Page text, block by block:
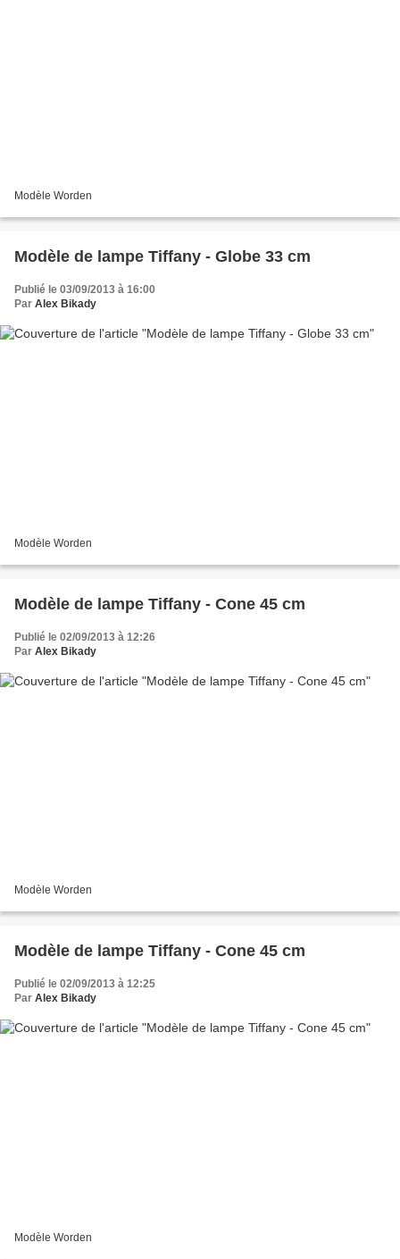
Modèle Worden
Modèle de lampe Tiffany - Globe 33 cm
Publié le 03/09/2013 à 16:00
Par Alex Bikady
Modèle Worden
Modèle de lampe Tiffany - Cone 45 cm
Publié le 02/09/2013 à 12:26
Par Alex Bikady
Modèle Worden
Modèle de lampe Tiffany - Cone 45 cm
Publié le 02/09/2013 à 12:25
Par Alex Bikady
Modèle Worden